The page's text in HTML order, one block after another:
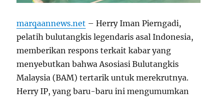
marqaannews.net – Herry Iman Pierngadi,
pelatih bulutangkis legendaris asal Indonesia,
memberikan respons terkait kabar yang
menyebutkan bahwa Asosiasi Bulutangkis
Malaysia (BAM) tertarik untuk merekrutnya.
Herry IP, yang baru-baru ini mengumumkan